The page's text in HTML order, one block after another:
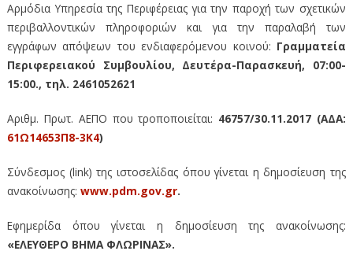
Αρμόδια Υπηρεσία της Περιφέρειας για την παροχή των σχετικών
περιβαλλοντικών πληροφοριών και για την παραλαβή των
εγγράφων απόψεων του ενδιαφερόμενου κοινού: Γραμματεία
Περιφερειακού Συμβουλίου, Δευτέρα-Παρασκευή, 07:00-
15:00., τηλ. 2461052621
Αριθμ. Πρωτ. ΑΕΠΟ που τροποποιείται: 46757/30.11.2017 (AΔΑ:
61Ω14653Π8-3Κ4)
Σύνδεσμος (link) της ιστοσελίδας όπου γίνεται η δημοσίευση της
ανακοίνωσης: www.pdm.gov.gr.
Εφημερίδα όπου γίνεται η δημοσίευση της ανακοίνωσης:
«ΕΛΕΥΘΕΡΟ ΒΗΜΑ ΦΛΩΡΙΝΑΣ».